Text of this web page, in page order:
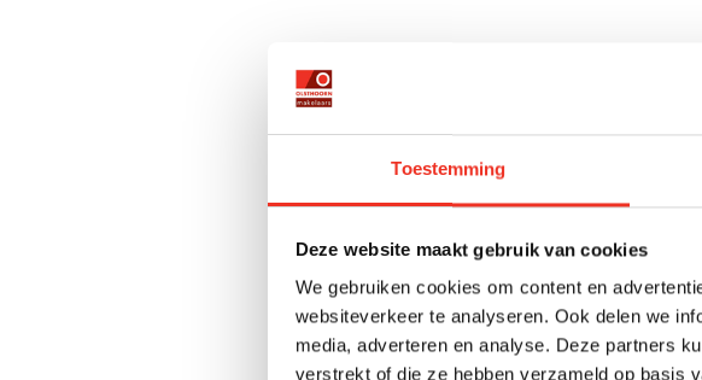
Toestemming
Deze website maakt gebruik van cookies
We gebruiken cookies om content en
websiteverkeer te analyseren. Ook delen we
media, adverteren en analyse. Deze partners
verstrekt of die ze hebben verzameld op basis
uit:
Een reservering voor
Verzekeringen en eventueel
verlichting in de hal).